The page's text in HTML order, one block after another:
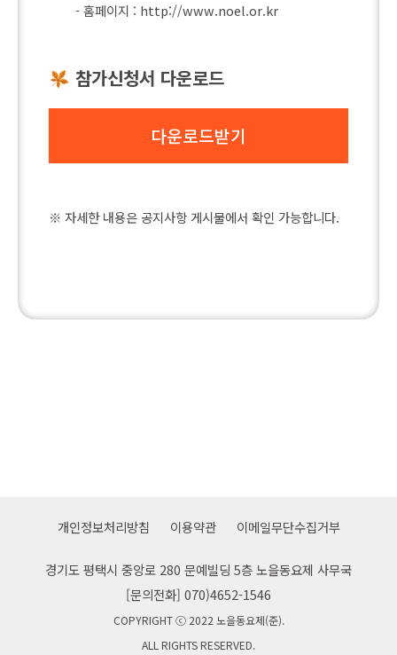
- 홈페이지 : http://www.noel.or.kr
참가신청서 다운로드
다운로드받기
※ 자세한 내용은 공지사항 게시물에서 확인 가능합니다.
개인정보처리방침 이용약관 이메일무단수집거부
경기도 평택시 중앙로 280 문예빌딩 5층 노을동요제 사무국
[문의전화] 070)4652-1546
COPYRIGHT ⓒ 2022 노을동요제(준).
ALL RIGHTS RESERVED.